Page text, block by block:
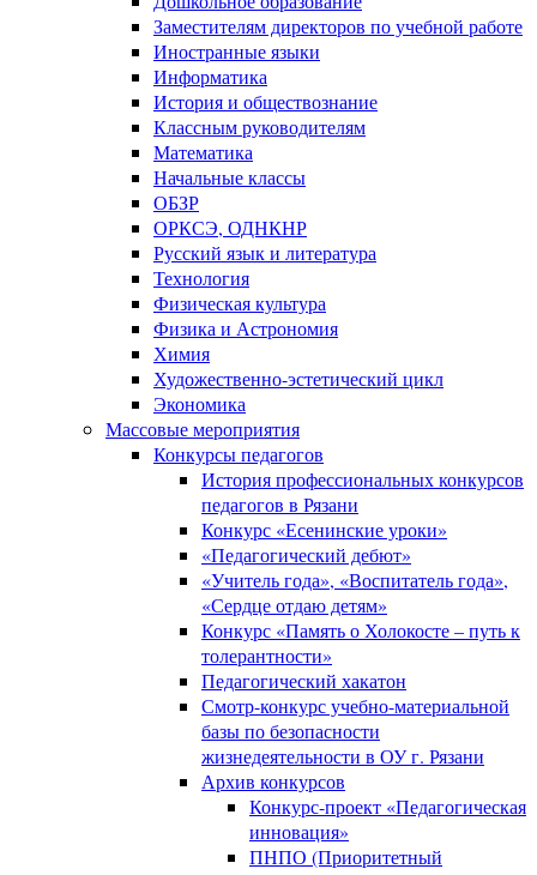
Заместителям директоров по учебной работе
Иностранные языки
Информатика
История и обществознание
Классным руководителям
Математика
Начальные классы
ОБЗР
ОРКСЭ, ОДНКНР
Русский язык и литература
Технология
Физическая культура
Физика и Астрономия
Химия
Художественно-эстетический цикл
Экономика
Массовые мероприятия
Конкурсы педагогов
История профессиональных конкурсов
педагогов в Рязани
Конкурс «Есенинские уроки»
«Педагогический дебют»
«Учитель года», «Воспитатель года»,
«Сердце отдаю детям»
Конкурс «Память о Холокосте – путь к
толерантности»
Педагогический хакатон
Смотр-конкурс учебно-материальной
базы по безопасности
жизнедеятельности в ОУ г. Рязани
Архив конкурсов
Конкурс-проект «Педагогическая
инновация»
ПНПО (Приоритетный